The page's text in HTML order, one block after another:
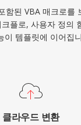
함된 VBA 매크로를
플로, 사용자 정의
이 템플릿에 이어집
클라우드 변환